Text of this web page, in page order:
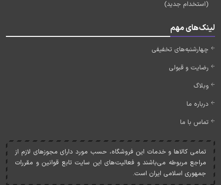
(استخدام جدید)
لینک‌های مهم
چهارشنبه‌های تخفیفی
رضایت و قبولی
وبلاگ
درباره ما
تماس با ما
تمامی کالاها و خدمات اين فروشگاه، حسب مورد دارای مجوزهای لازم از
مراجع مربوطه می‌باشند و فعاليت‌های اين سايت تابع قوانين و مقررات
جمهوری اسلامی ايران است.